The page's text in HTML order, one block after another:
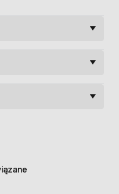
przez 1 - 7 dni.
innymi witaminami oraz